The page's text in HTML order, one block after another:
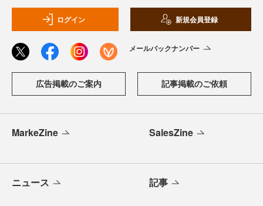
ログイン 新規会員登録
メールバックナンバー
広告掲載のご案内 記事掲載のご依頼
MarkeZine SalesZine
ニュース 記事